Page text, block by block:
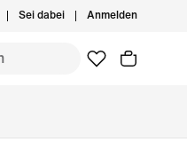
Sei dabei Anmelden